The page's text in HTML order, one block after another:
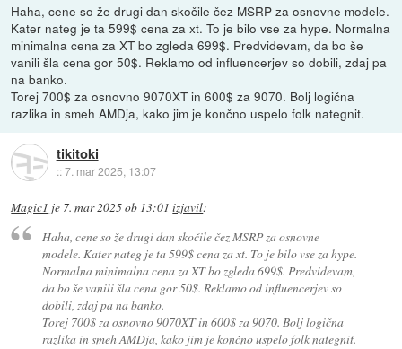
Haha, cene so že drugi dan skočile čez MSRP za osnovne modele.
Kater nateg je ta 599$ cena za xt. To je bilo vse za hype. Normalna
minimalna cena za XT bo zgleda 699$. Predvidevam, da bo še
vanili šla cena gor 50$. Reklamo od influencerjev so dobili, zdaj pa
na banko.
Torej 700$ za osnovno 9070XT in 600$ za 9070. Bolj logična
razlika in smeh AMDja, kako jim je končno uspelo folk nategnit.
tikitoki
::7. mar 2025, 13:07
Magic1 je 7. mar 2025 ob 13:01 izjavil:
Haha, cene so že drugi dan skočile čez MSRP za osnovne
modele. Kater nateg je ta 599$ cena za xt. To je bilo vse za hype.
Normalna minimalna cena za XT bo zgleda 699$. Predvidevam,
da bo še vanili šla cena gor 50$. Reklamo od influencerjev so
dobili, zdaj pa na banko.
Torej 700$ za osnovno 9070XT in 600$ za 9070. Bolj logična
razlika in smeh AMDja, kako jim je končno uspelo folk nategnit.